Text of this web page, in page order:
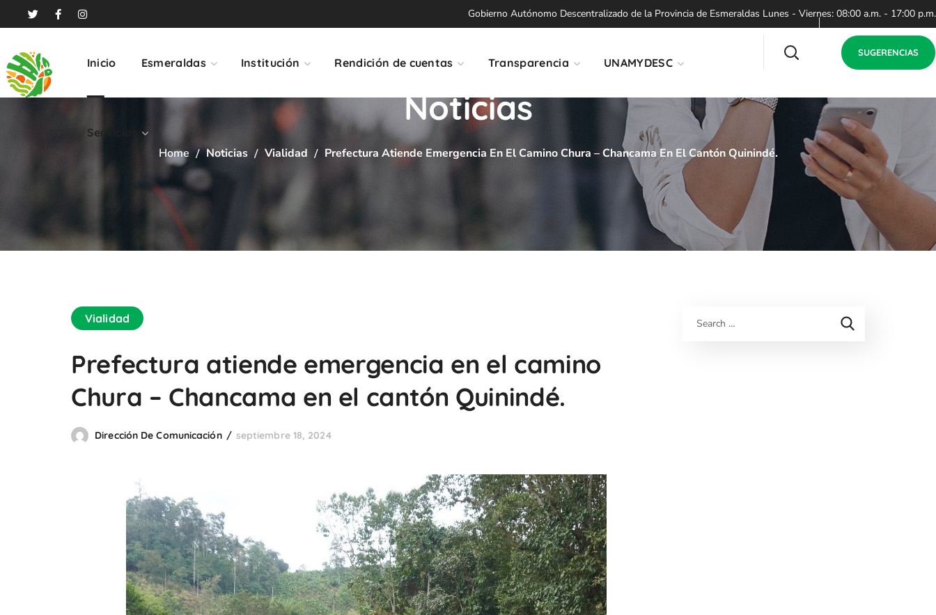
Gobierno Autónomo Descentralizado de la Provincia de Esmeraldas Lunes - Viernes: 08:00 a.m. - 17:00 p.m.
Inicio Esmeraldas Institución Rendición de cuentas Transparencia UNAMYDESC
Servicios
SUGERENCIAS
Noticias
Home Noticias Vialidad Prefectura Atiende Emergencia En El Camino Chura – Chancama En El Cantón Quinindé.
Vialidad
Prefectura atiende emergencia en el camino
Chura – Chancama en el cantón Quinindé.
Dirección De Comunicación septiembre 18, 2024